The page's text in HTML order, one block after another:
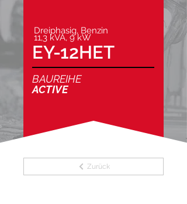
Dreiphasig, Benzin
11,3 kVA, 9 kW
EY-12HET
BAUREIHE
ACTIVE
Zurück